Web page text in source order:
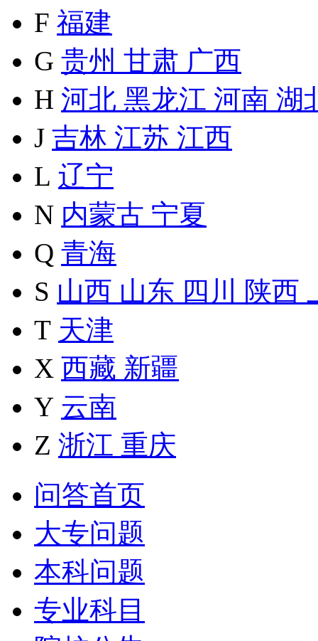
F 福建
G 贵州 甘肃 广西
H 河北 黑龙江 河南 湖
J 吉林 江苏 江西
L 辽宁
N 内蒙古 宁夏
Q 青海
S 山西 山东 四川 陕西
T 天津
X 西藏 新疆
Y 云南
Z 浙江 重庆
问答首页
大专问题
本科问题
专业科目